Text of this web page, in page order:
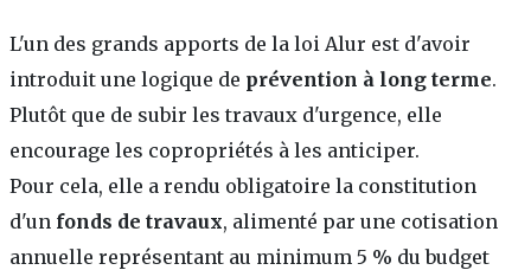
L'un des grands apports de la loi Alur est d'avoir
introduit une logique de prévention à long terme.
Plutôt que de subir les travaux d'urgence, elle
encourage les copropriétés à les anticiper.
Pour cela, elle a rendu obligatoire la constitution
d'un fonds de travaux, alimenté par une cotisation
annuelle représentant au minimum 5 % du budget